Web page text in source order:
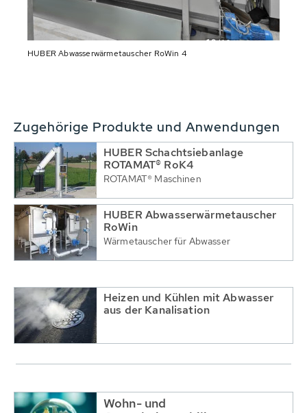
HUBER Abwasserwärmetauscher RoWin 4
Zugehörige Produkte und Anwendungen
HUBER Schachtsiebanlage
ROTAMAT® RoK4
ROTAMAT® Maschinen
HUBER Abwasserwärmetauscher
RoWin
Wärmetauscher für Abwasser
Heizen und Kühlen mit Abwasser
aus der Kanalisation
Wohn- und